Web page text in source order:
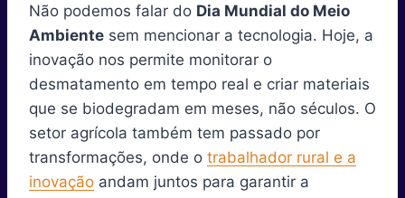
Não podemos falar do Dia Mundial do Meio
Ambiente sem mencionar a tecnologia. Hoje, a
inovação nos permite monitorar o
desmatamento em tempo real e criar materiais
que se biodegradam em meses, não séculos. O
setor agrícola também tem passado por
transformações, onde o trabalhador rural e a
inovação andam juntos para garantir a